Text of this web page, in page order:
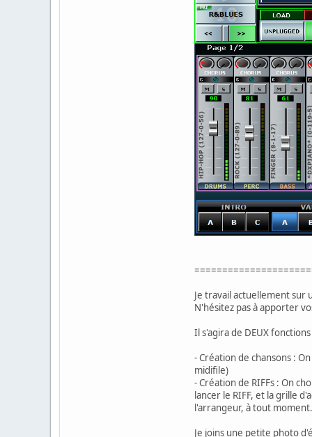
Je travail actuellement sur
N'hésitez pas à apporter
Il s'agira de DEUX
- Création de chansons :
midifile)
- Création de RIFFs : On
lancer le RIFF, et la grille
l'arrangeur, à tout moment.
Je joins une petite photo